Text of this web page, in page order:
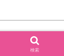
ス留学の様子
しました。
検索